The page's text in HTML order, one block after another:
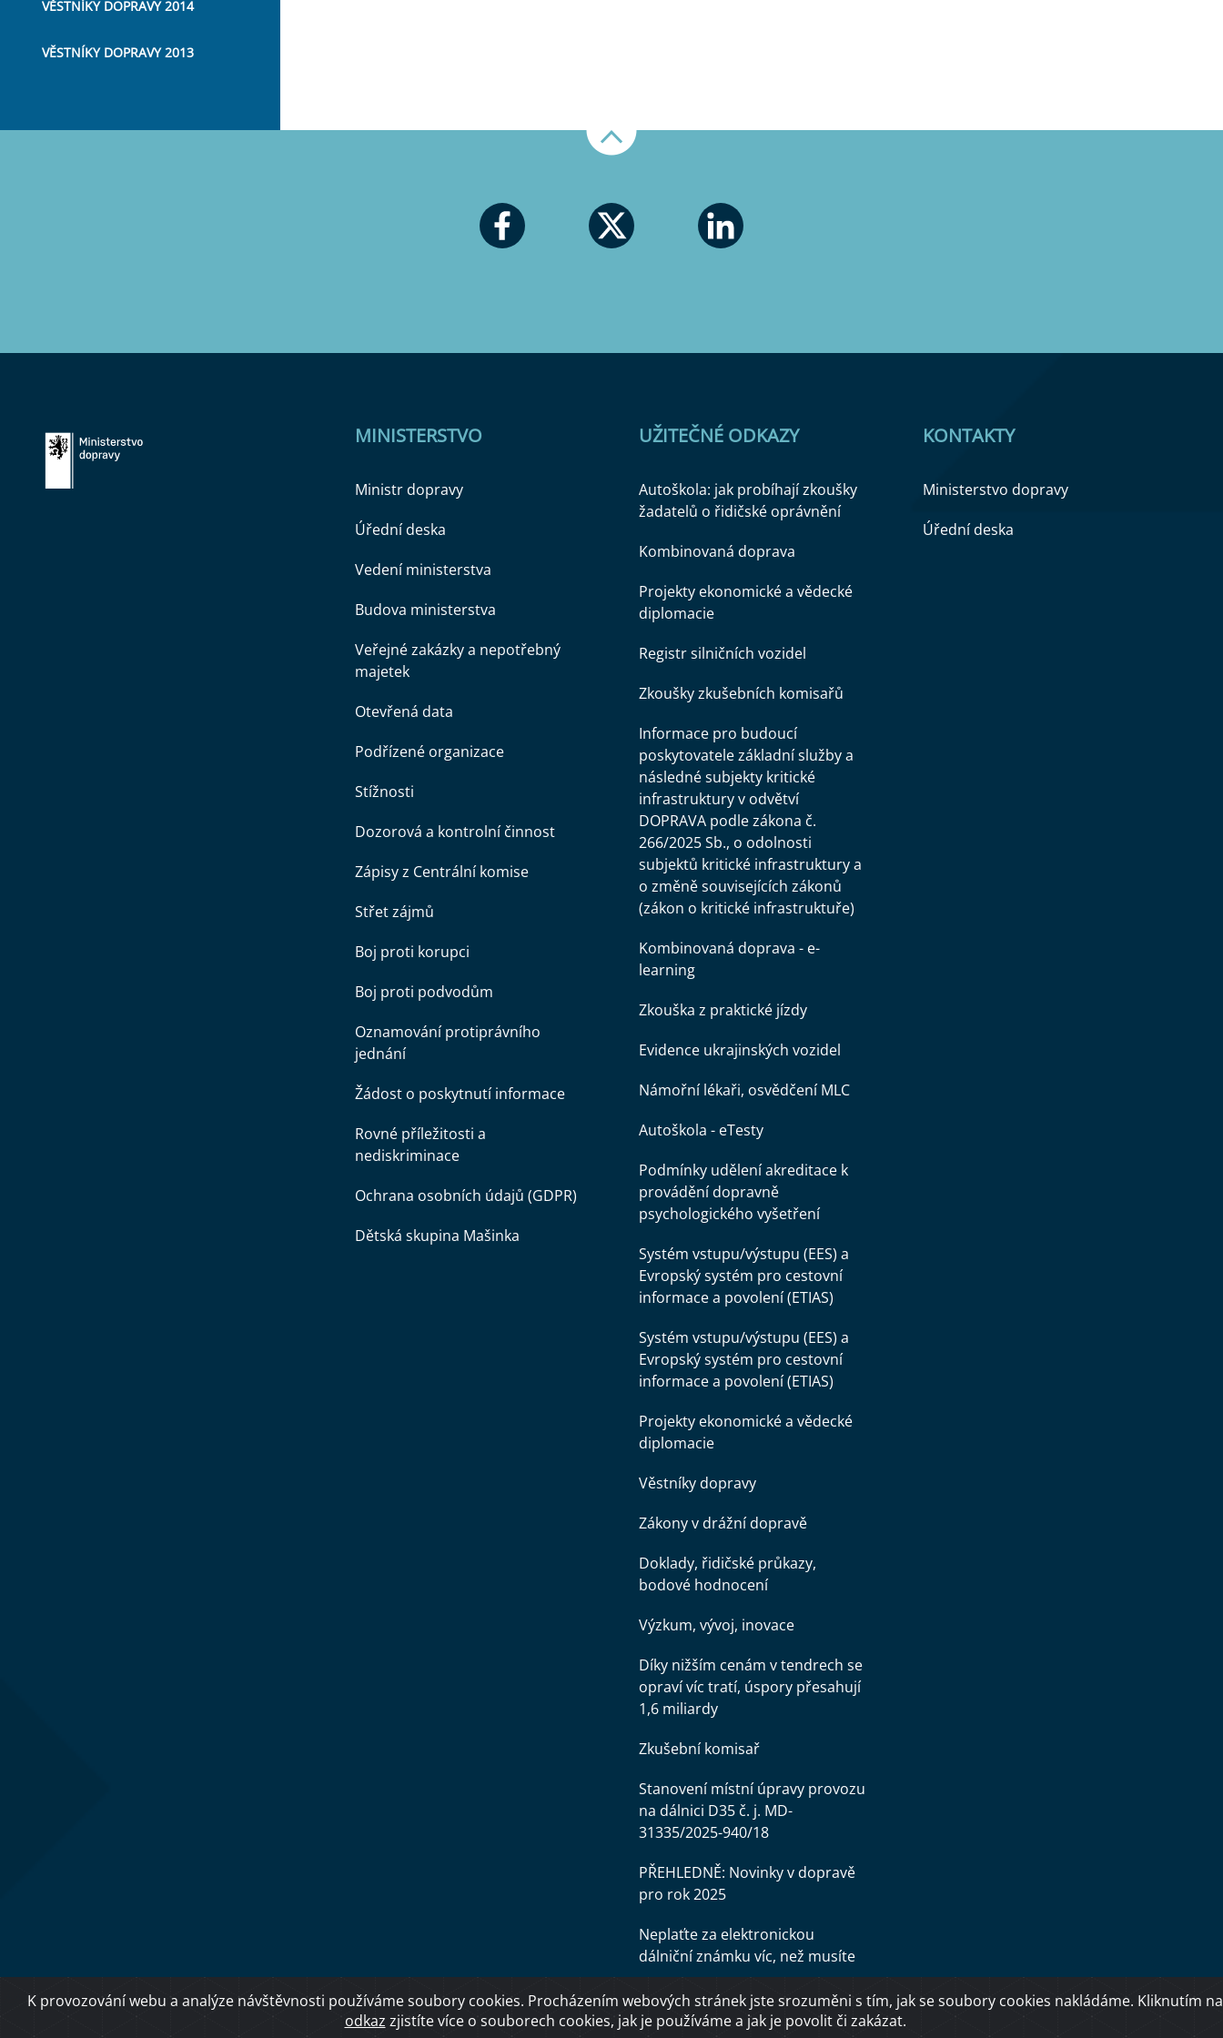
VĚSTNÍKY DOPRAVY 2014
VĚSTNÍKY DOPRAVY 2013
MINISTERSTVO
Ministr dopravy
Úřední deska
Vedení ministerstva
Budova ministerstva
Veřejné zakázky a nepotřebný
majetek
Otevřená data
Podřízené organizace
Stížnosti
Dozorová a kontrolní činnost
Zápisy z Centrální komise
Střet zájmů
Boj proti korupci
Boj proti podvodům
Oznamování protiprávního
jednání
Žádost o poskytnutí informace
Rovné příležitosti a
nediskriminace
Ochrana osobních údajů (GDPR)
Dětská skupina Mašinka
UŽITEČNÉ ODKAZY
Autoškola: jak probíhají zkoušky
žadatelů o řidičské oprávnění
Kombinovaná doprava
Projekty ekonomické a vědecké
diplomacie
Registr silničních vozidel
Zkoušky zkušebních komisařů
Informace pro budoucí
poskytovatele základní služby a
následné subjekty kritické
infrastruktury v odvětví
DOPRAVA podle zákona č.
266/2025 Sb., o odolnosti
subjektů kritické infrastruktury a
o změně souvisejících zákonů
(zákon o kritické infrastruktuře)
Kombinovaná doprava - e-
learning
Zkouška z praktické jízdy
Evidence ukrajinských vozidel
Námořní lékaři, osvědčení MLC
Autoškola - eTesty
Podmínky udělení akreditace k
provádění dopravně
psychologického vyšetření
Systém vstupu/výstupu (EES) a
Evropský systém pro cestovní
informace a povolení (ETIAS)
Systém vstupu/výstupu (EES) a
Evropský systém pro cestovní
informace a povolení (ETIAS)
Projekty ekonomické a vědecké
diplomacie
Věstníky dopravy
Zákony v drážní dopravě
Doklady, řidičské průkazy,
bodové hodnocení
Výzkum, vývoj, inovace
Díky nižším cenám v tendrech se
opraví víc tratí, úspory přesahují
1,6 miliardy
Zkušební komisař
Stanovení místní úpravy provozu
na dálnici D35 č. j. MD-
31335/2025-940/18
PŘEHLEDNĚ: Novinky v dopravě
pro rok 2025
Neplaťte za elektronickou
dálniční známku víc, než musíte
KONTAKTY
Ministerstvo dopravy
Úřední deska
Copyright © 2026 Ministerstvo dopravy ČR
K provozování webu a analýze návštěvnosti používáme soubory cookies. Procházením webových stránek jste srozuměni s tím, jak se soubory cookies nakládáme. Kliknutím na
odkaz zjistíte více o souborech cookies, jak je používáme a jak je povolit či zakázat.